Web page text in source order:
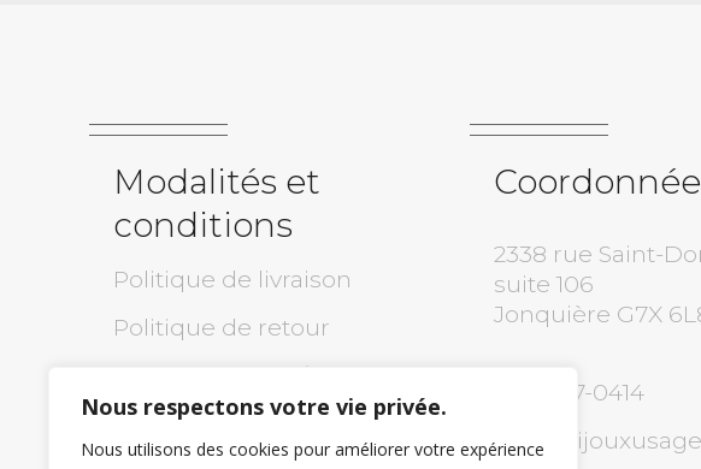
Nous respectons votre vie privée.
Nous utilisons des cookies pour améliorer votre expérience
Modalités et
conditions
Politique de livraison
Politique de retour
Politique de confidentialité
Garantie
2338 rue Saint-
suite 106
Jonquière G7X
(418) 817-0414